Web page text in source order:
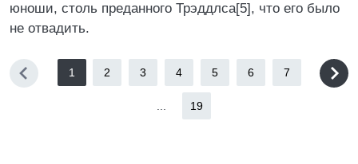
юноши, столь преданного Трэддлса[5], что его было
не отвадить.
1 2 3 4 5 6 7
19